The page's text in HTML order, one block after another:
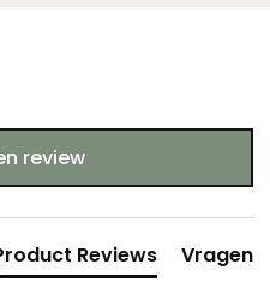
review
Reviews Vragen